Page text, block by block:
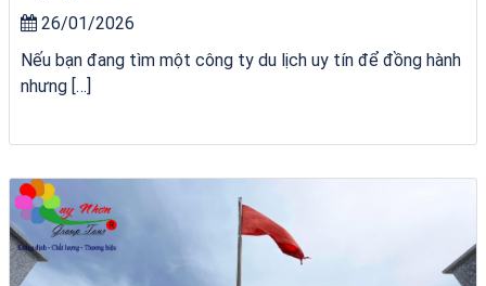
26/01/2026
Nếu bạn đang tìm một công ty du lịch uy tín để đồng hành
nhưng […]